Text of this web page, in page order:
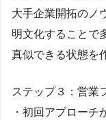
大手企業開拓のノ
明文化することで
真似できる状態を
ステップ３：営業
・初回アプローチ